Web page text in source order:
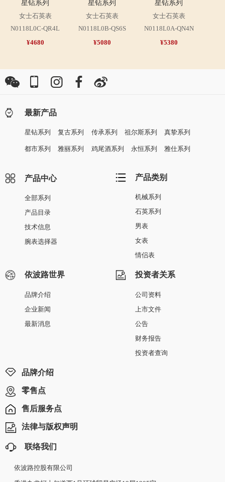
星钻系列
女士石英表
N0118L0C-QR4L
¥4680
星钻系列
女士石英表
N0118L0B-QS6S
¥5080
星钻系列
女士石英表
N0118L0A-QN4N
¥5380
最新产品
星钻系列 复古系列 传承系列 祖尔斯系列 真挚系列
都市系列 雅丽系列 鸡尾酒系列 永恒系列 雅仕系列
产品中心
全部系列
产品目录
技术信息
腕表选择器
产品类别
机械系列
石英系列
男表
女表
情侣表
依波路世界
品牌介绍
企业新闻
最新消息
投资者关系
公司资料
上市文件
公告
财务报告
投资者查询
品牌介绍
零售点
售后服务点
法律与版权声明
联络我们
依波路控股有限公司